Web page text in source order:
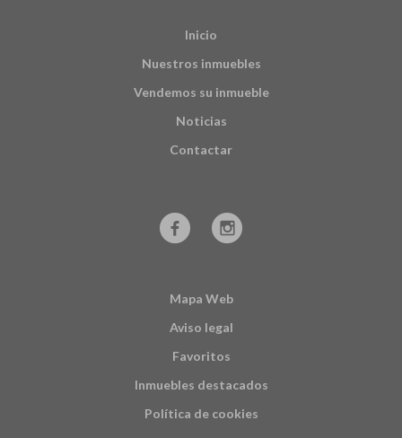
Inicio
Nuestros inmuebles
Vendemos su inmueble
Noticias
Contactar
Mapa Web
Aviso legal
Favoritos
Inmuebles destacados
Política de cookies